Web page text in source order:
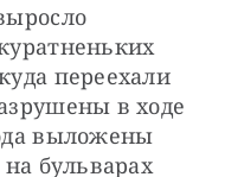
переехали
в ходе
выложены
бульварах